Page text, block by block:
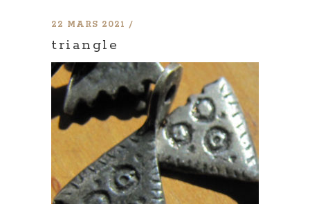
22 MARS 2021
triangle